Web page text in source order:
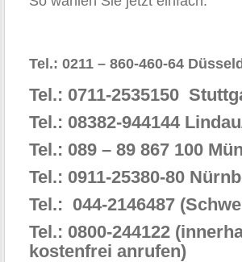
Tel.: 0211 – 860-460-64
Tel.: 0711-2535150
Tel.: 08382-944144
Tel.: 089 – 89 867 100
Tel.: 0911-25380-80
Tel.: 044-2146487
Tel.: 0800-244122
kostenfrei anrufen)